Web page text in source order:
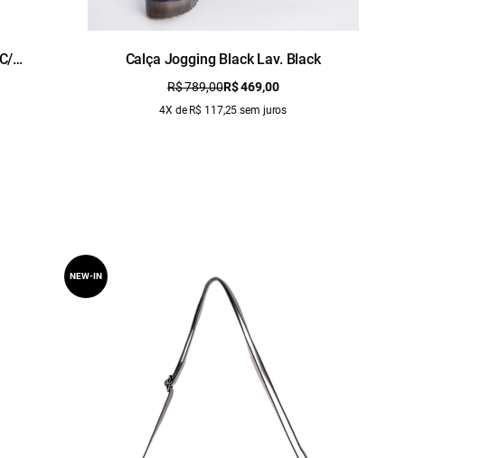
Calça Jogging Black Lav. Black
R$ 789,00R$ 469,00
4X de R$ 117,25 sem juros
NEW-IN